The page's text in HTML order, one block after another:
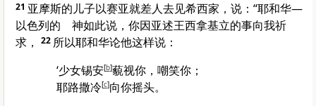
21 亚摩斯的儿子以赛亚就差人去见希西家 ，说：“耶和华—
以色列的 神如此说，你因亚述王西拿基立的事向我祈
求，
22 所以耶和华论他这样说：
‘少女锡安[b]藐视你，嘲笑你；
耶路撒冷[c]向你摇头。